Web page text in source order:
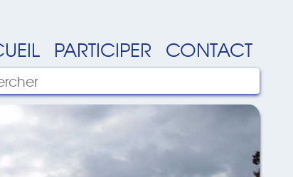
PARTICIPER CONTACT